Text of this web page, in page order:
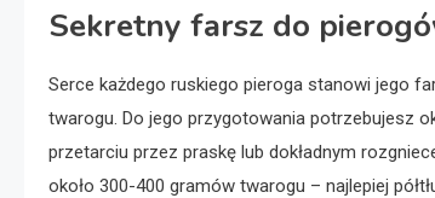
Sekretny farsz do
Serce każdego ruskiego pieroga stanowi jego
twarogu. Do jego przygotowania potrzebujesz
przetarciu przez praskę lub dokładnym
około 300-400 gramów twarogu – najlepiej